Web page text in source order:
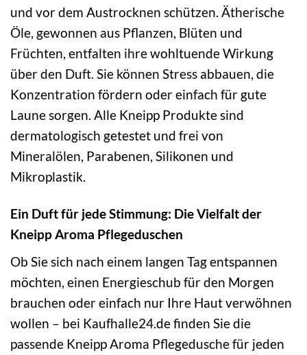
und vor dem Austrocknen schützen. Ätherische
Öle, gewonnen aus Pflanzen, Blüten und
Früchten, entfalten ihre wohltuende Wirkung
über den Duft. Sie können Stress abbauen, die
Konzentration fördern oder einfach für gute
Laune sorgen. Alle Kneipp Produkte sind
dermatologisch getestet und frei von
Mineralölen, Parabenen, Silikonen und
Mikroplastik.
Ein Duft für jede Stimmung: Die Vielfalt der
Kneipp Aroma Pflegeduschen
Ob Sie sich nach einem langen Tag entspannen
möchten, einen Energieschub für den Morgen
brauchen oder einfach nur Ihre Haut verwöhnen
wollen – bei Kaufhalle24.de finden Sie die
passende Kneipp Aroma Pflegedusche für jeden